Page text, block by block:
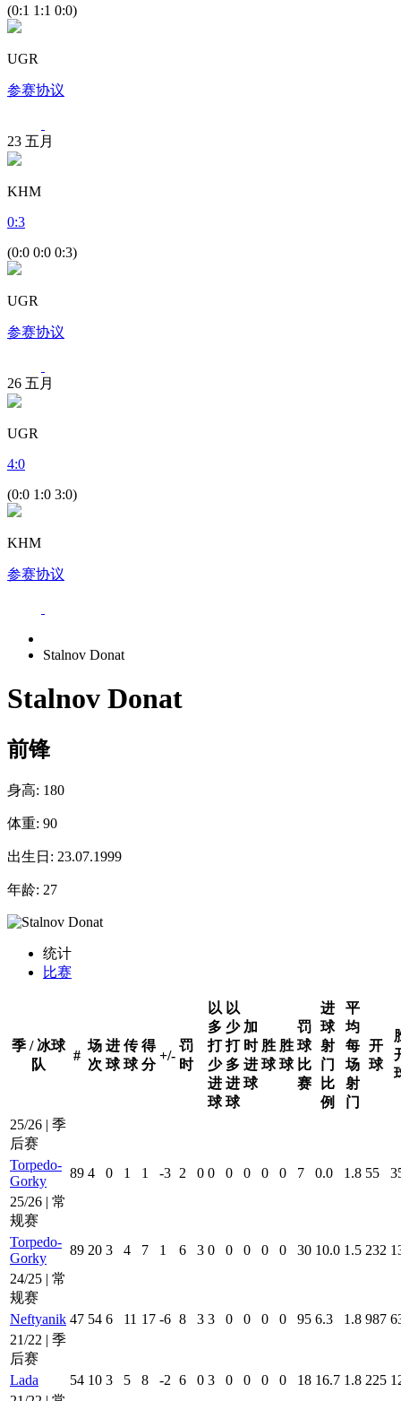
(0:1 1:1 0:0)
UGR
参赛协议
23 五月
KHM
0:3
(0:0 0:0 0:3)
UGR
参赛协议
26 五月
UGR
4:0
(0:0 1:0 3:0)
KHM
参赛协议
Stalnov Donat
Stalnov Donat
前锋
身高: 180
体重: 90
出生日: 23.07.1999
年龄: 27
统计
比赛
季 / 冰球
队
#
场
次
进
球
传
球
得
分
+/-
罚
时
以
多
打
少
进
球
以
少
打
多
进
球
加
时
进
球
胜
球
胜
球
罚
球
比
赛
进
球
射
门
比
例
平
均
每
场
射
门
开
球
25/26 | 季
后赛
Torpedo-
Gorky
89 4 0 1 1 -3 2 0 0 0 0 0 0 7 0.0 1.8 55
25/26 | 常
规赛
Torpedo-
Gorky
89 20 3 4 7 1 6 3 0 0 0 0 0 30 10.0 1.5 232
24/25 | 常
规赛
Neftyanik 47 54 6 11 17 -6 8 3 3 0 0 0 0 95 6.3 1.8 987
21/22 | 季
后赛
Lada
54 10 3 5 8 -2 6 0 3 0 0 0 0 18 16.7 1.8 225